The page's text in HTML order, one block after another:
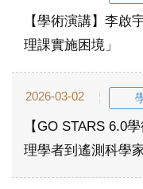
【學術演講】李啟
理課實施困境」
2026-03-02
【GO STARS 6.0
理學者到遙測科學